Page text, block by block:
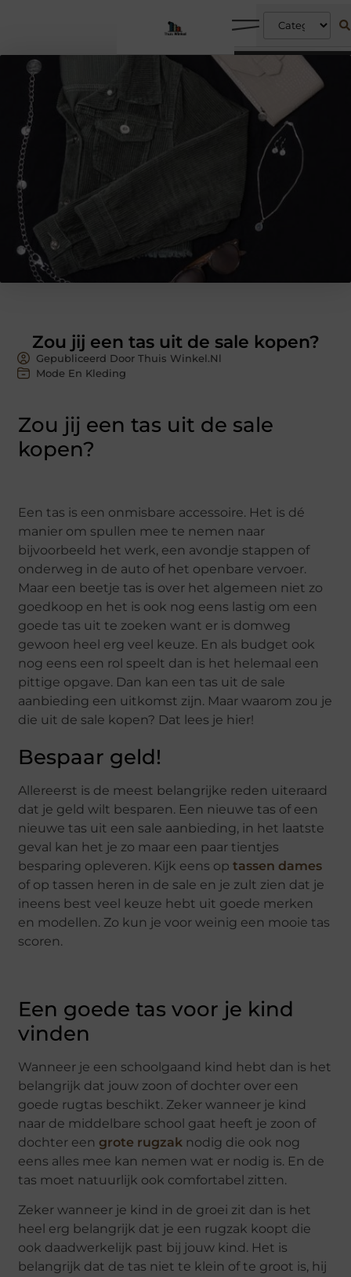
Zou jij een tas uit de sale kopen?
Gepubliceerd Door Thuis Winkel.nl
Mode En Kleding
Zou jij een tas uit de sale
kopen?
Een tas is een onmisbare accessoire. Het is dé
manier om spullen mee te nemen naar
bijvoorbeeld het werk, een avondje stappen of
onderweg in de auto of het openbare vervoer.
Maar een beetje tas is over het algemeen niet zo
goedkoop en het is ook nog eens lastig om een
goede tas uit te zoeken want er is domweg
gewoon heel erg veel keuze. En als budget ook
nog eens een rol speelt dan is het helemaal een
pittige opgave. Dan kan een tas uit de sale
aanbieding een uitkomst zijn. Maar waarom zou je
die uit de sale kopen? Dat lees je hier!
Bespaar geld!
Allereerst is de meest belangrijke reden uiteraard
dat je geld wilt besparen. Een nieuwe tas of een
nieuwe tas uit een sale aanbieding, in het laatste
geval kan het je zo maar een paar tientjes
besparing opleveren. Kijk eens optassen dames
of op tassen heren in de sale en je zult zien dat je
ineens best veel keuze hebt uit goede merken
en modellen. Zo kun je voor weinig een mooie tas
scoren.
Een goede tas voor je kind
vinden
Wanneer je een schoolgaand kind hebt dan is het
belangrijk dat jouw zoon of dochter over een
goede rugtas beschikt. Zeker wanneer je kind
naar de middelbare school gaat heeft je zoon of
dochter eengrote rugzak nodig die ook nog
eens alles mee kan nemen wat er nodig is. En de
tas moet natuurlijk ook comfortabel zitten.
Zeker wanneer je kind in de groei zit dan is het
heel erg belangrijk dat je een rugzak koopt die
ook daadwerkelijk past bij jouw kind. Het is
belangrijk dat de tas niet te klein of te groot is, hij